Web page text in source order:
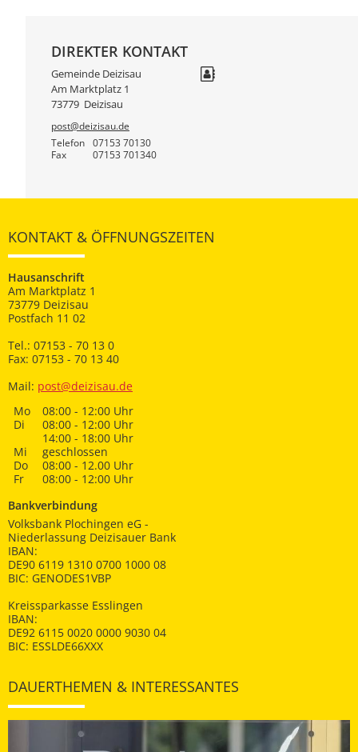
DIREKTER KONTAKT
Gemeinde Deizisau
Am Marktplatz 1
73779 Deizisau
post@deizisau.de
Telefon
07153 70130
Fax 07153 701340
KONTAKT & ÖFFNUNGSZEITEN
Hausanschrift
Am Marktplatz 1
73779 Deizisau
Postfach 11 02
Tel.: 07153 - 70 13 0
Fax: 07153 - 70 13 40
Mail: post@deizisau.de
Mo
08:00 - 12:00 Uhr
Di
08:00 - 12:00 Uhr
14:00 - 18:00 Uhr
Mi
geschlossen
Do
08:00 - 12.00 Uhr
Fr
08:00 - 12:00 Uhr
Bankverbindung
Volksbank Plochingen eG -
Niederlassung Deizisauer Bank
IBAN:
DE90 6119 1310 0700 1000 08
BIC: GENODES1VBP
Kreissparkasse Esslingen
IBAN:
DE92 6115 0020 0000 9030 04
BIC: ESSLDE66XXX
DAUERTHEMEN & INTERESSANTES